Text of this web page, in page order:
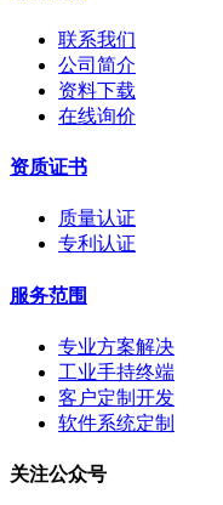
联系我们
公司简介
资料下载
在线询价
资质证书
质量认证
专利认证
服务范围
专业方案解决
工业手持终端
客户定制开发
软件系统定制
关注公众号